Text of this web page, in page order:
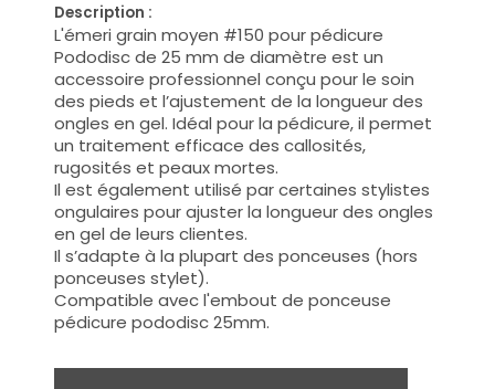
Description :
L'émeri grain moyen #150 pour pédicure
Pododisc de 25 mm de diamètre est un
accessoire professionnel conçu pour le soin
des pieds et l’ajustement de la longueur des
ongles en gel. Idéal pour la pédicure, il permet
un traitement efficace des callosités,
rugosités et peaux mortes.
Il est également utilisé par certaines stylistes
ongulaires pour ajuster la longueur des ongles
en gel de leurs clientes.
Il s’adapte à la plupart des ponceuses (hors
ponceuses stylet).
Compatible avec l'embout de ponceuse
pédicure pododisc 25mm.